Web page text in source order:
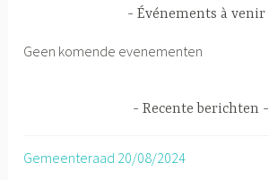
Événements à venir
Geen komende evenementen
Recente berichten
Gemeenteraad 20/08/2024